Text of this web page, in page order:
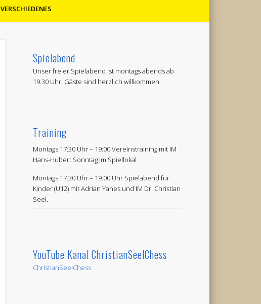
VERSCHIEDENES
Spielabend
Unser freier Spielabend ist montags abends ab
19.30 Uhr. Gäste sind herzlich willkommen.
Training
Montags 17:30 Uhr – 19:00 Vereinstraining mit IM
Hans-Hubert Sonntag im Spiellokal.
Montags 17:30 Uhr – 19.00 Uhr Spielabend für
Kinder (U12) mit Adrian Yanes und IM Dr. Christian
Seel.
YouTube Kanal ChristianSeelChess
ChristianSeelChess